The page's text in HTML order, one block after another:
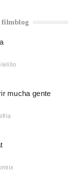
filmblog
mucha gente